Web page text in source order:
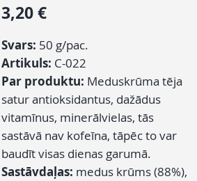
3,20 €Cena
Svars: 50 g/pac.
Artikuls: C-022
Par produktu: Meduskrūma tēja
satur antioksidantus, dažādus
vitamīnus, minerālvielas, tās
sastāvā nav kofeīna, tāpēc to var
baudīt visas dienas garumā.
Sastāvdaļas: medus krūms (88%),